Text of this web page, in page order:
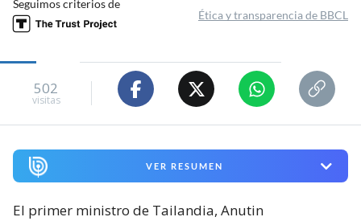
Seguimos criterios de
Ética y transparencia de BBCL
502
visitas
VER RESUMEN
El primer ministro de Tailandia, Anutin